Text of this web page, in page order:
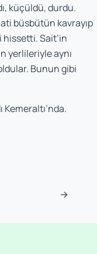
küçüldü, durdu.
büsbütün kavrayıp
hissetti. Sait’in
yerlileriyle aynı
Bunun gibi
→